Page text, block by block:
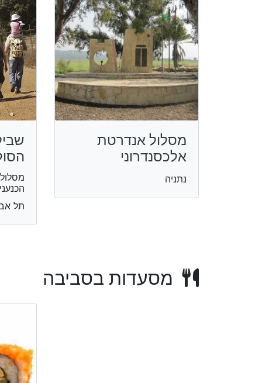
מסלול אנדרטת
אלכסנדרוני
נתניה
תל
מסעדות בסביבה